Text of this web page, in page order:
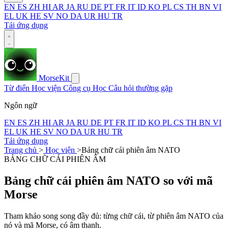
EN ES ZH HI AR JA RU DE PT FR IT ID KO PL CS TH BN VI
EL UK HE SV NO DA UR HU TR
Tải ứng dụng
MorseKit
Từ điển Học viện Công cụ Học Câu hỏi thường gặp
Ngôn ngữ
EN ES ZH HI AR JA RU DE PT FR IT ID KO PL CS TH BN VI
EL UK HE SV NO DA UR HU TR
Tải ứng dụng
Trang chủ > Học viện >Bảng chữ cái phiên âm NATO
BẢNG CHỮ CÁI PHIÊN ÂM
Bảng chữ cái phiên âm NATO so với mã
Morse
Tham khảo song song đầy đủ: từng chữ cái, từ phiên âm NATO của
nó và mã Morse, có âm thanh.